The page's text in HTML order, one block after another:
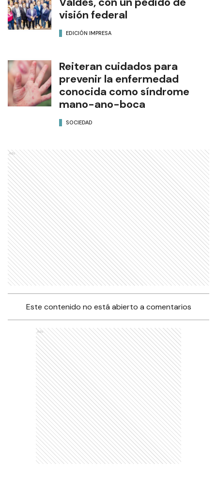
visión federal
EDICIÓN IMPRESA
Reiteran cuidados para
prevenir la enfermedad
conocida como síndrome
mano-ano-boca
SOCIEDAD
Ads
Este contenido no está abierto a comentarios
Ads